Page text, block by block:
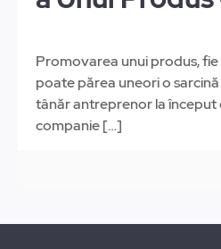
Promovarea unui produs,
poate părea uneori o
tânăr antreprenor la început
companie[…]